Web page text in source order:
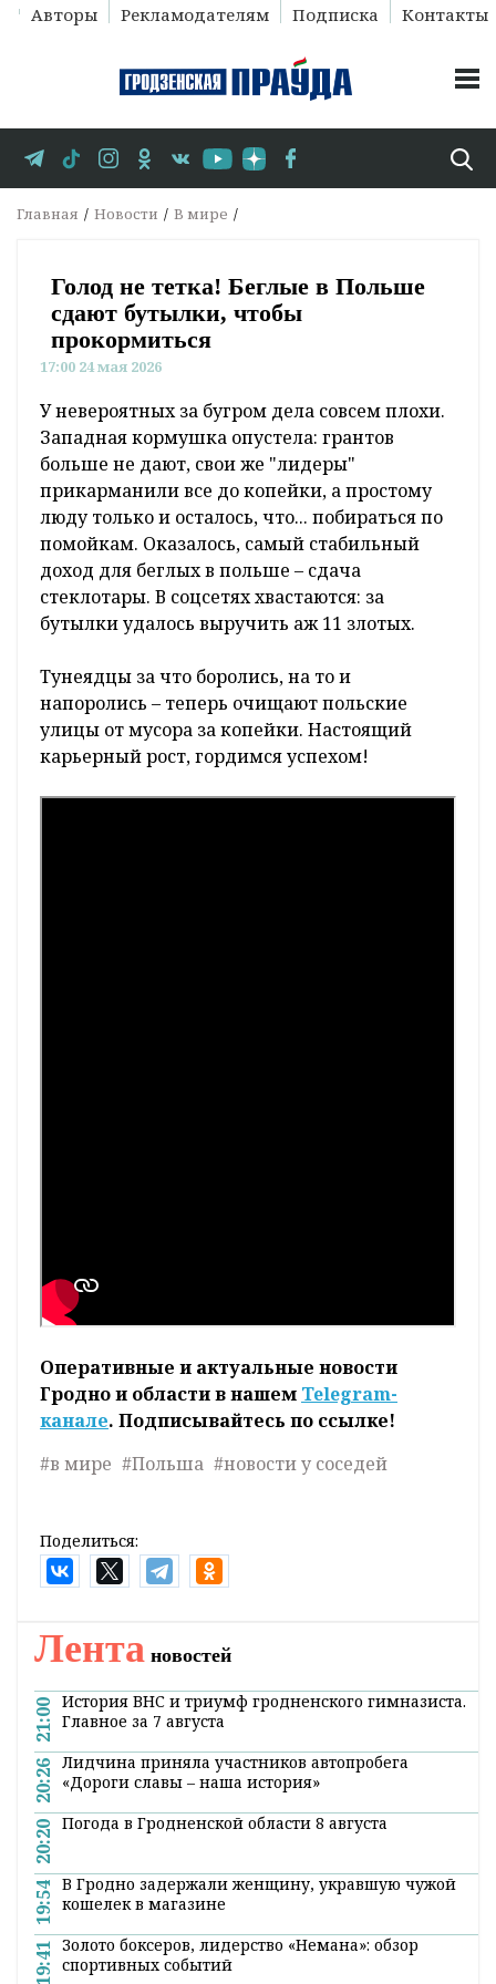
Авторы Рекламодателям Подписка Контакты
Главная Новости В мире
Голод не тетка! Беглые в Польше
сдают бутылки, чтобы
прокормиться
17:00 24 мая 2026
У невероятных за бугром дела совсем плохи.
Западная кормушка опустела: грантов
больше не дают, свои же "лидеры"
прикарманили все до копейки, а простому
люду только и осталось, что... побираться по
помойкам. Оказалось, самый стабильный
доход для беглых в польше – сдача
стеклотары. В соцсетях хвастаются: за
бутылки удалось выручить аж 11 злотых.
Тунеядцы за что боролись, на то и
напоролись – теперь очищают польские
улицы от мусора за копейки. Настоящий
карьерный рост, гордимся успехом!
Оперативные и актуальные новости
Гродно и области в нашем Telegram-
канале. Подписывайтесь по ссылке!
#в мире #Польша #новости у соседей
Поделиться:
Лента новостей
21:00 История ВНС и триумф гродненского гимназиста.
Главное за 7 августа
20:26 Лидчина приняла участников автопробега
«Дороги славы – наша история»
20:20 Погода в Гродненской области 8 августа
19:54 В Гродно задержали женщину, укравшую чужой
кошелек в магазине
19:41 Золото боксеров, лидерство «Немана»: обзор
спортивных событий